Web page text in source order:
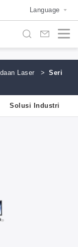
Language
Laser >
Seri
Solusi Industri